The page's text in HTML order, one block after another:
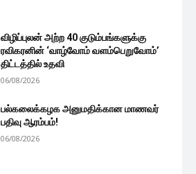
விழிப்புலன் அற்ற 40 குடும்பங்களுக்கு
ரவிகரனின் ‘வாழ்வோம் வளம்பெறுவோம்’
திட்டத்தில் உதவி
06/08/2026
பல்கலைக்கழக அனுமதிக்கான மாணவர்
பதிவு ஆரம்பம்!
06/08/2026